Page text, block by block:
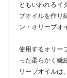
ともいわれるイ
ブオイルを作り
ン・オリーブオ
使用するオリー
った柔らかく繊
リーブオイルは